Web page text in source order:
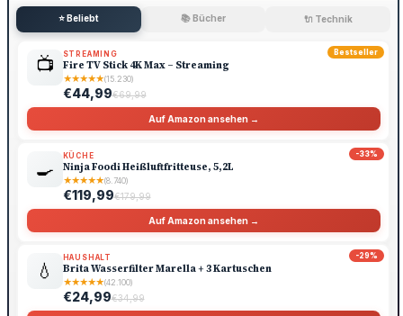
⭐ Beliebt 📚 Bücher 🔌 Technik
Bestseller
📺 STREAMING
Fire TV Stick 4K Max – Streaming
★★★★★(15.230)
€44,99€69,99
Auf Amazon ansehen →
-33%
🍳
KÜCHE
Ninja Foodi Heißluftfritteuse, 5,2L
★★★★★(8.740)
€119,99€179,99
Auf Amazon ansehen →
-29%
💧
HAUSHALT
Brita Wasserfilter Marella + 3 Kartuschen
★★★★★(42.100)
€24,99€34,99